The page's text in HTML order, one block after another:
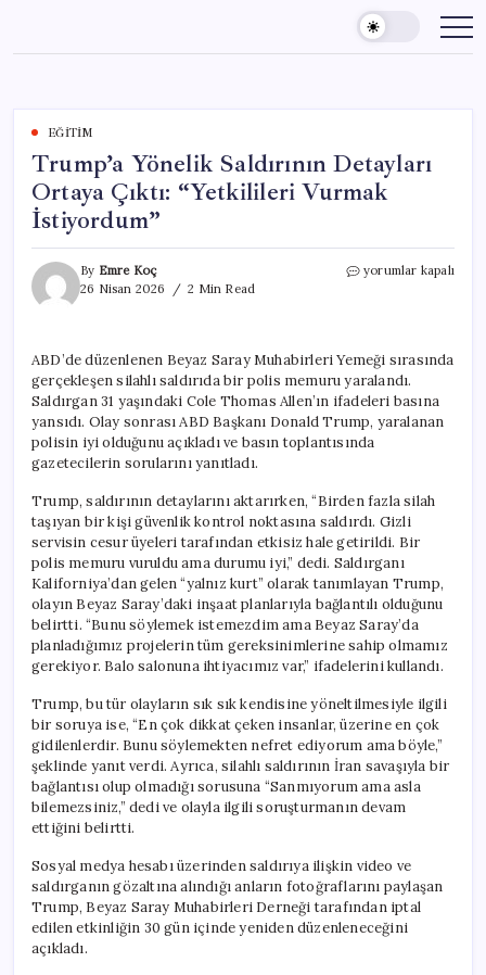
content
EĞITIM
Trump’a Yönelik Saldırının Detayları
Ortaya Çıktı: “Yetkilileri Vurmak
İstiyordum”
By Emre Koç
26 Nisan 2026
2 Min Read
Trump’a
Çıktı:
“Yetkilileri
Vurmak
İstiyordum”
için
yorumlar kapalı
ABD’de düzenlenen Beyaz Saray Muhabirleri Yemeği sırasında
gerçekleşen silahlı saldırıda bir polis memuru yaralandı.
Saldırgan 31 yaşındaki Cole Thomas Allen’ın ifadeleri basına
yansıdı. Olay sonrası ABD Başkanı Donald Trump, yaralanan
polisin iyi olduğunu açıkladı ve basın toplantısında
gazetecilerin sorularını yanıtladı.
Trump, saldırının detaylarını aktarırken, “Birden fazla silah
taşıyan bir kişi güvenlik kontrol noktasına saldırdı. Gizli
servisin cesur üyeleri tarafından etkisiz hale getirildi. Bir
polis memuru vuruldu ama durumu iyi,” dedi. Saldırganı
Kaliforniya’dan gelen “yalnız kurt” olarak tanımlayan Trump,
olayın Beyaz Saray’daki inşaat planlarıyla bağlantılı olduğunu
belirtti. “Bunu söylemek istemezdim ama Beyaz Saray’da
planladığımız projelerin tüm gereksinimlerine sahip olmamız
gerekiyor. Balo salonuna ihtiyacımız var,” ifadelerini kullandı.
Trump, bu tür olayların sık sık kendisine yöneltilmesiyle ilgili
bir soruya ise, “En çok dikkat çeken insanlar, üzerine en çok
gidilenlerdir. Bunu söylemekten nefret ediyorum ama böyle,”
şeklinde yanıt verdi. Ayrıca, silahlı saldırının İran savaşıyla bir
bağlantısı olup olmadığı sorusuna “Sanmıyorum ama asla
bilemezsiniz,” dedi ve olayla ilgili soruşturmanın devam
ettiğini belirtti.
Sosyal medya hesabı üzerinden saldırıya ilişkin video ve
saldırganın gözaltına alındığı anların fotoğraflarını paylaşan
Trump, Beyaz Saray Muhabirleri Derneği tarafından iptal
edilen etkinliğin 30 gün içinde yeniden düzenleneceğini
açıkladı.